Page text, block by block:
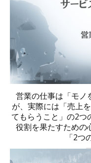
営業の仕事は「モノ
が、実際には「売上
てもらうこと」の2つ
役割を果たすための
「2つ